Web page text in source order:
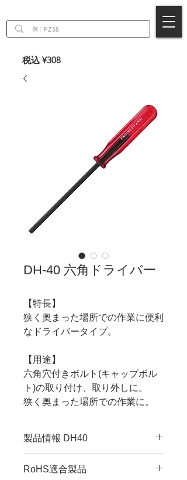
税込 ¥308
DH-40 六角ドライバー
【特長】
狭く奥まった場所での作業に便利
なドライバータイプ。
【用途】
六角穴付きボルト(キャップボル
ト)の取り付け、取り外しに。
狭く奥まった場所での作業に。
製品情報 DH40
・対辺：4mm
RoHS適合製品